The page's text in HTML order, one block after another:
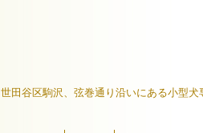
世田谷区駒沢、弦巻通り沿いにある小型